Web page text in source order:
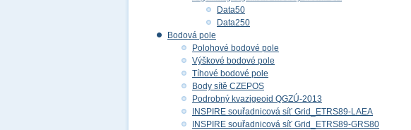
Data50
Data250
Bodová pole
Polohové bodové pole
Výškové bodové pole
Tíhové bodové pole
Body sítě CZEPOS
Podrobný kvazigeoid QGZÚ-2013
INSPIRE souřadnicová síť Grid_ETRS89-LAEA
INSPIRE souřadnicová síť Grid_ETRS89-GRS80